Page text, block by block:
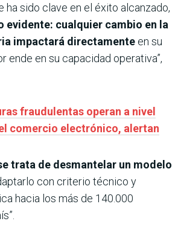
ha sido clave en el éxito alcanzado,
evidente: cualquier cambio en la
impactará directamente en su
ende en su capacidad operativa”,
fraudulentas operan a nivel
comercio electrónico, alertan
trata de desmantelar un modelo
con criterio técnico y
hacia los más de 140.000